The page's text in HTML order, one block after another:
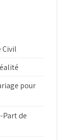
Civil
pour
Part de